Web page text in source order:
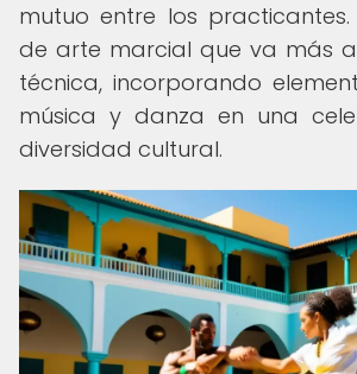
mutuo entre los
de arte marcial que va más
técnica, incorporando
música y danza en una
diversidad cultural.